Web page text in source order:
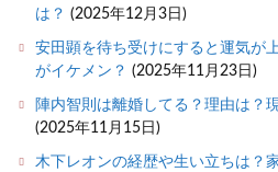
は？ (2025年12月3日)
安田顕を待ち受けにすると運気が
がイケメン？ (2025年11月23日)
陣内智則は離婚してる？理由は？
(2025年11月15日)
木下レオンの経歴や生い立ちは？